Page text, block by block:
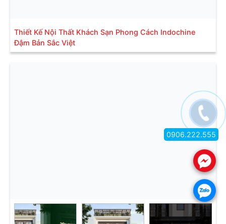
Thiết Kế Nội Thất Khách Sạn Phong Cách Indochine
Đậm Bản Sắc Việt
.
.
0906.222.555